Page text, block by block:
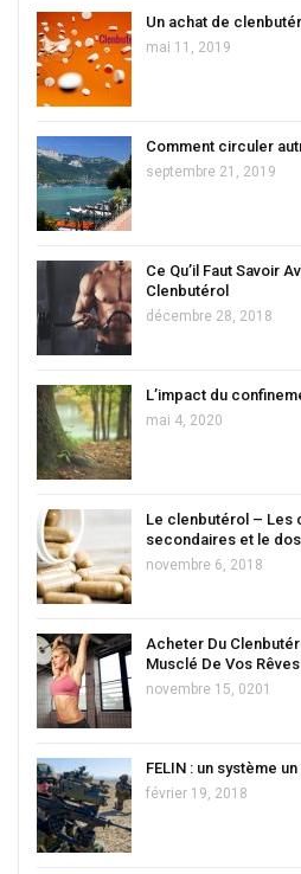
Un achat de
mai 11, 2019
Comment circuler
septembre 21, 2019
Ce Qu’il Faut Savoir
Clenbutérol
décembre 28, 2018
L’impact du
mai 4, 2020
Le clenbutérol – Les
secondaires et le
novembre 6, 2018
Acheter Du
Musclé De Vos Rêves
novembre 15, 0201
FELIN : un système
février 19, 2018